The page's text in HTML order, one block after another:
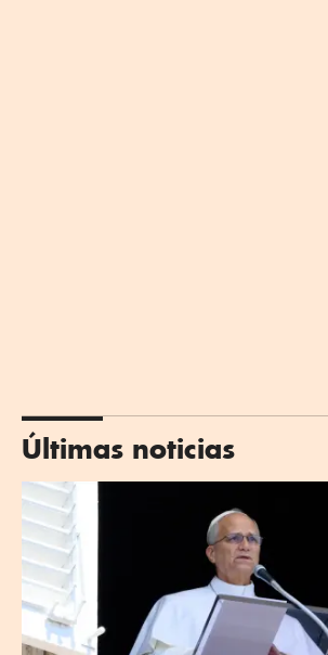
Últimas noticias